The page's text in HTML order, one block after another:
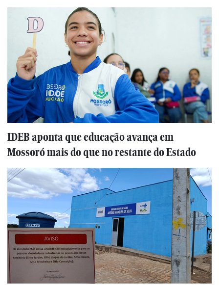
IDEB aponta que educação avança em
Mossoró mais do que no restante do Estado